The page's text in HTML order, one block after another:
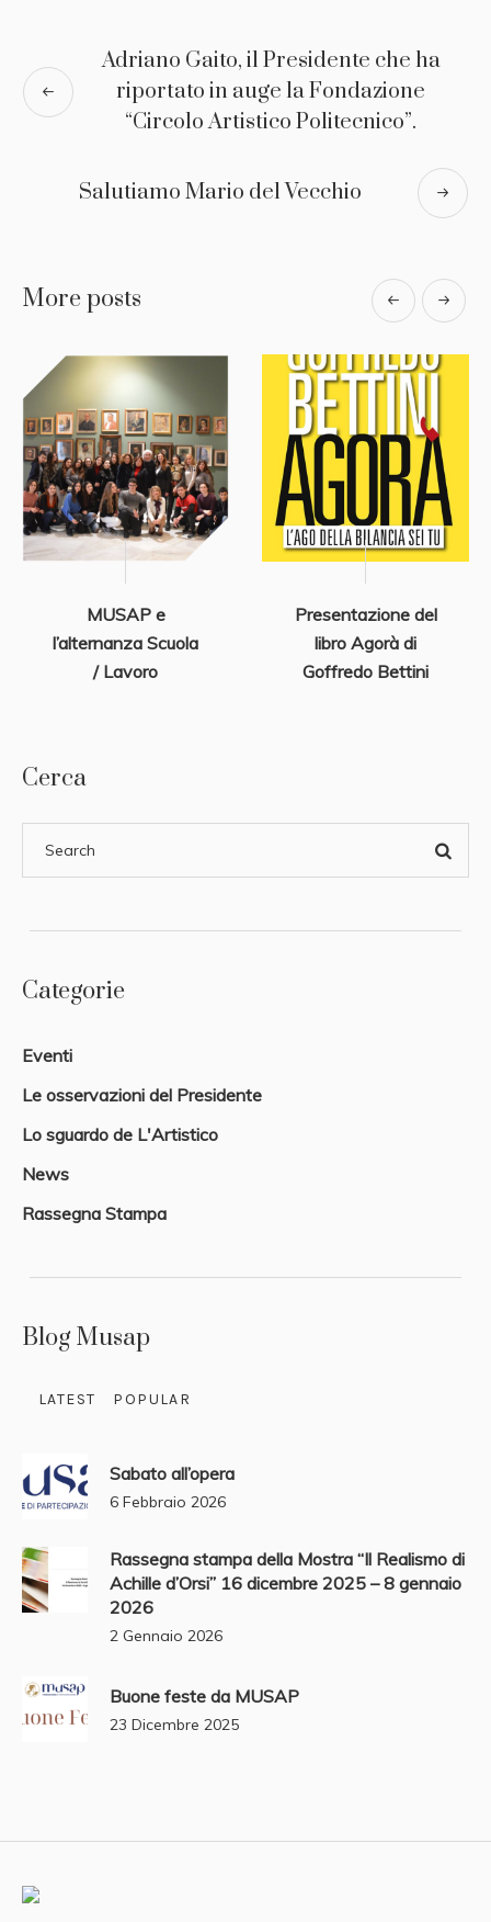
Adriano Gaito, il Presidente che ha
riportato in auge la Fondazione
“Circolo Artistico Politecnico”.
Salutiamo Mario del Vecchio
More posts
MUSAP e
l’alternanza Scuola
/ Lavoro
Presentazione del
libro Agorà di
Goffredo Bettini
Cerca
Categorie
Eventi
Le osservazioni del Presidente
Lo sguardo de L'Artistico
News
Rassegna Stampa
Blog Musap
LATEST POPULAR
Sabato all’opera
6 Febbraio 2026
Rassegna stampa della Mostra “Il Realismo di
Achille d’Orsi” 16 dicembre 2025 – 8 gennaio
2026
2 Gennaio 2026
Buone feste da MUSAP
23 Dicembre 2025